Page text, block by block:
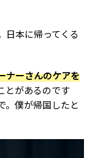
日本に帰ってくる
ナーさんのケアを
とがあるのです
。僕が帰国したと